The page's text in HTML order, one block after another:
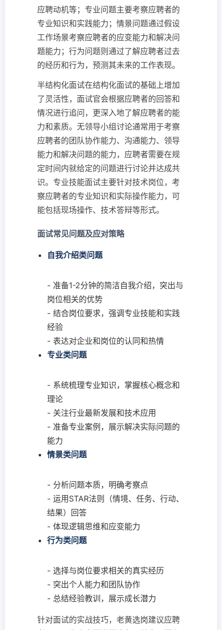
应聘动机等；专业问题主要考察应聘者的
专业知识和实践能力；情景问题通过假设
工作场景考察应聘者的应变能力和解决问
题能力；行为问题则通过了解应聘者过去
的经历和行为，预测其未来的工作表现。
半结构化面试在结构化面试的基础上增加
了灵活性，面试官会根据应聘者的回答和
情况进行追问，更深入地了解应聘者的能
力和素质。无领导小组讨论通常用于考察
应聘者的团队协作能力、沟通能力、领导
能力和解决问题的能力，应聘者需要在规
定时间内就给定的问题进行讨论并达成共
识。专业技能面试主要针对技术岗位，考
察应聘者的专业知识和实际操作能力，可
能包括现场操作、技术答辩等形式。
面试常见问题及应对策略
自我介绍类问题
- 准备1-2分钟的简洁自我介绍，突出与
岗位相关的优势
- 结合岗位要求，强调专业技能和实践
经验
- 表达对企业和岗位的认同和热情
专业类问题
- 系统梳理专业知识，掌握核心概念和
理论
- 关注行业最新发展和技术应用
- 准备专业案例，展示解决实际问题的
能力
情景类问题
- 分析问题本质，明确考察点
- 运用STAR法则（情境、任务、行动、
结果）回答
- 体现逻辑思维和应变能力
行为类问题
- 选择与岗位要求相关的真实经历
- 突出个人能力和团队协作
- 总结经验教训，展示成长潜力
针对面试的实战技巧，老黄选岗建议应聘